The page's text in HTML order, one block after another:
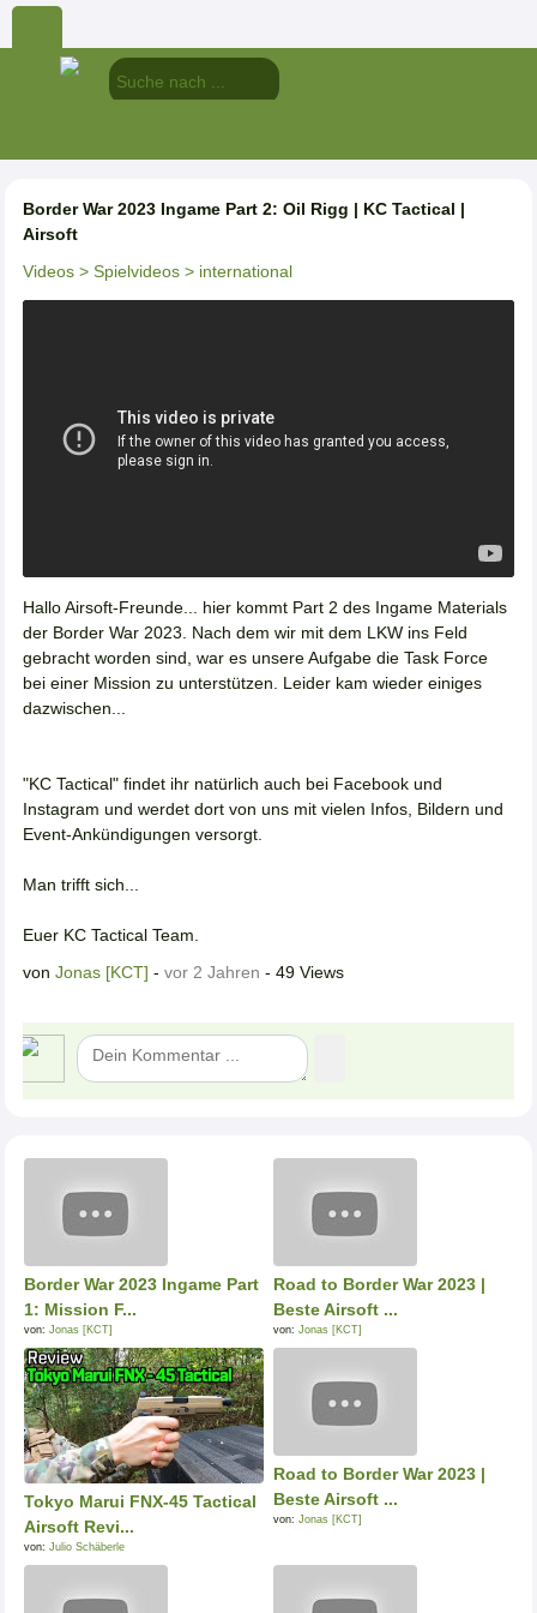
Border War 2023 Ingame Part 2: Oil Rigg | KC Tactical |
Airsoft
Videos > Spielvideos > international
Hallo Airsoft-Freunde... hier kommt Part 2 des Ingame Materials
der Border War 2023. Nach dem wir mit dem LKW ins Feld
gebracht worden sind, war es unsere Aufgabe die Task Force
bei einer Mission zu unterstützen. Leider kam wieder einiges
dazwischen...
"KC Tactical" findet ihr natürlich auch bei Facebook und
Instagram und werdet dort von uns mit vielen Infos, Bildern und
Event-Ankündigungen versorgt.
Man trifft sich...
Euer KC Tactical Team.
von Jonas [KCT] - vor 2 Jahren - 49 Views
Border War 2023 Ingame Part
1: Mission F...
von: Jonas [KCT]
Road to Border War 2023 |
Beste Airsoft ...
von: Jonas [KCT]
Tokyo Marui FNX-45 Tactical
Airsoft Revi...
von: Julio Schäberle
Road to Border War 2023 |
Beste Airsoft ...
von: Jonas [KCT]